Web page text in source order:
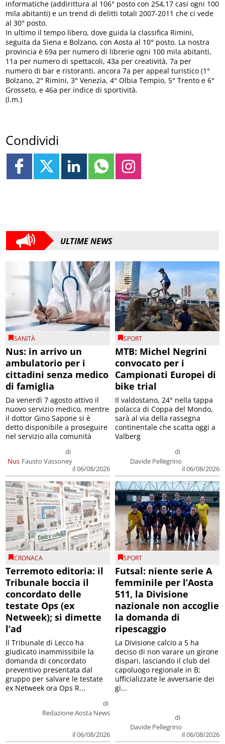
informatiche (addirittura al 106° posto con 254,17 casi ogni 100
mila abitanti) e un trend di delitti totali 2007-2011 che ci vede
al 30° posto.
In ultimo il tempo libero, dove guida la classifica Rimini,
seguita da Siena e Bolzano, con Aosta al 10° posto. La nostra
provincia è 69a per numero di librerie ogni 100 mila abitanti,
11a per numero di spettacoli, 43a per creatività, 7a per
numero di bar e ristoranti, ancora 7a per appeal turistico (1°
Bolzano, 2° Rimini, 3° Venezia, 4° Olbia Tempio, 5° Trento e 6°
Grosseto, e 46a per indice di sportività.
(l.m.)
Condividi
ULTIME NEWS
SANITÀ
Nus: in arrivo un
ambulatorio per i
cittadini senza medico
di famiglia
Nus
di
Fausto Vassoney
il 06/08/2026
Da venerdì 7 agosto attivo il
nuovo servizio medico, mentre
il dottor Gino Sapone si è
detto disponibile a proseguire
nel servizio alla comunità
SPORT
MTB: Michel Negrini
convocato per i
Campionati Europei di
bike trial
di
Davide Pellegrino
il 06/08/2026
Il valdostano, 24° nella tappa
polacca di Coppa del Mondo,
sarà al via della rassegna
continentale che scatta oggi a
Valberg
CRONACA
Terremoto editoria: il
Tribunale boccia il
concordato delle
testate Ops (ex
Netweek); si dimette
l’ad
di
Redazione Aosta News
il 06/08/2026
Il Tribunale di Lecco ha
giudicato inammissibile la
domanda di concordato
preventivo presentata dal
gruppo per salvare le testate
ex Netweek ora Ops R...
SPORT
Futsal: niente serie A
femminile per l’Aosta
511, la Divisione
nazionale non accoglie
la domanda di
ripescaggio
di
Davide Pellegrino
il 06/08/2026
La Divisione calcio a 5 ha
deciso di non varare un girone
dispari, lasciando il club del
capoluogo regionale in B;
ufficializzate le avversarie dei
gi...